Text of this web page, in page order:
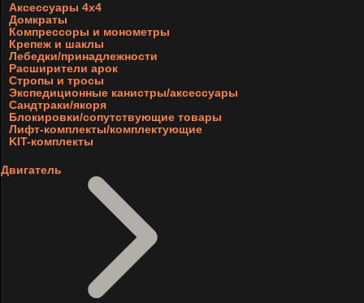
Аксессуары 4х4
Домкраты
Компрессоры и монометры
Крепеж и шаклы
Лебедки/принадлежности
Расширители арок
Стропы и тросы
Экспедиционные канистры/аксессуары
Сандтраки/якоря
Блокировки/сопутствующие товары
Лифт-комплекты/комплектующие
KIT-комплекты
Двигатель